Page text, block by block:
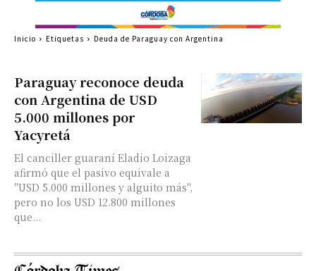
Paraguay reconoce deuda
con Argentina de USD
5.000 millones por
Yacyretá
El canciller guaraní Eladio Loizaga
afirmó que el pasivo equivale a
"USD 5.000 millones y alguito más",
pero no los USD 12.800 millones
que...
Inicio Etiquetas Deuda de Paraguay con Argentina